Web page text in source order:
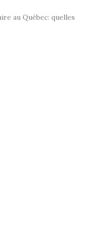
au Québec: quelles